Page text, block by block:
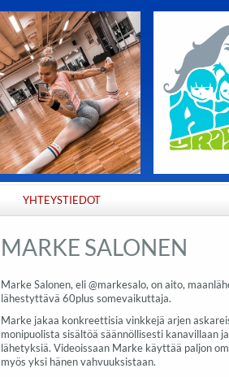
YHTEYSTIEDOT
MARKE SALONEN
Marke Salonen, eli @markesalo, on aito,
lähestyttävä 60plus somevaikuttaja.
Marke jakaa konkreettisia vinkkejä arjen
monipuolista sisältöä säännöllisesti kanavillaan
lähetyksiä. Videoissaan Marke käyttää paljon
myös yksi hänen vahvuuksistaan.